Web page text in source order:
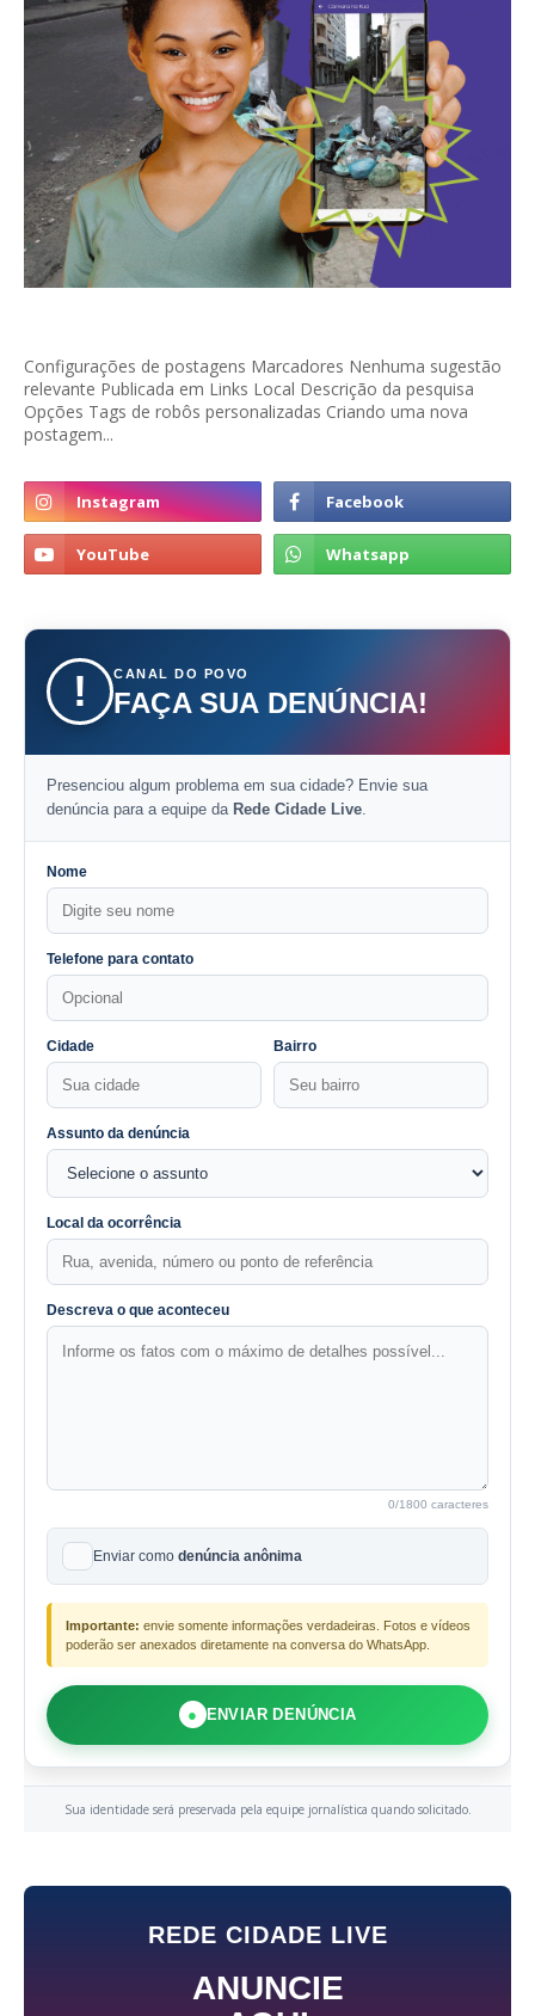
Configurações de postagens Marcadores Nenhuma sugestão
relevante Publicada em Links Local Descrição da pesquisa
Opções Tags de robôs personalizadas Criando uma nova
postagem...
! CANAL DO POVO
FAÇA SUA DENÚNCIA!
Presenciou algum problema em sua cidade? Envie sua
denúncia para a equipe da Rede Cidade Live
Nome
Telefone para contato
Cidade Bairro
Assunto da denúncia
Local da ocorrência
Descreva o que aconteceu
0/1800 caracteres
Enviar como denúncia anônima
Importante: envie somente informações verdadeiras. Fotos e vídeos
poderão ser anexados diretamente na conversa do WhatsApp.
● ENVIAR DENÚNCIA
Sua identidade será preservada pela equipe jornalística quando solicitado.
REDE CIDADE LIVE
ANUNCIE